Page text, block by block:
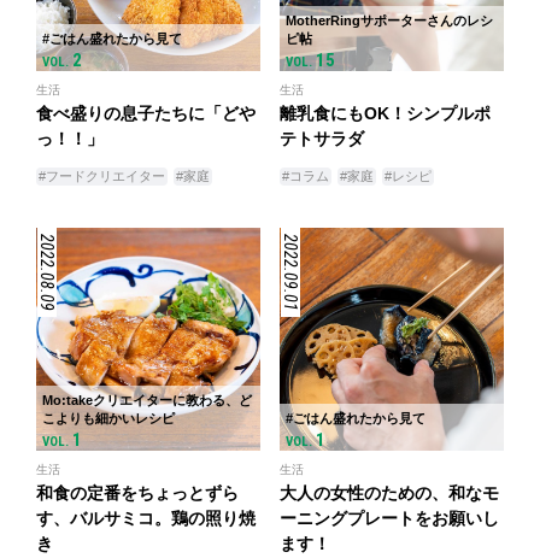
#ごはん盛れたから見て
VOL. 2
生活
食べ盛りの息子たちに「どや
っ！！」
#フードクリエイター #家庭
MotherRingサポーターさんのレシ
ピ帖
VOL.15
生活
離乳食にもOK！シンプルポ
テトサラダ
#コラム #家庭 #レシピ
2022.08.09
Mo:takeクリエイターに教わる、ど
こよりも細かいレシピ
VOL. 1
生活
和食の定番をちょっとずら
す、バルサミコ。鶏の照り焼
き
2022.09.01
#ごはん盛れたから見て
VOL.1
生活
大人の女性のための、和なモ
ーニングプレートをお願いし
ます！